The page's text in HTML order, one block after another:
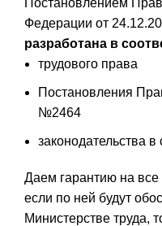
Федерации от
разработана в
трудового права
Постановления
№2464
законодательства
Даем гарантию на
если по ней будут
Министерстве труда,